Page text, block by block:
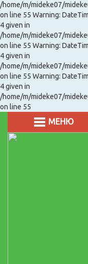
/home/m/mideke07/
on line 55 Warning:
4 given in
/home/m/mideke07/
on line 55 Warning:
4 given in
/home/m/mideke07/
on line 55 Warning:
4 given in
/home/m/mideke07/
on line 55
МЕНЮ